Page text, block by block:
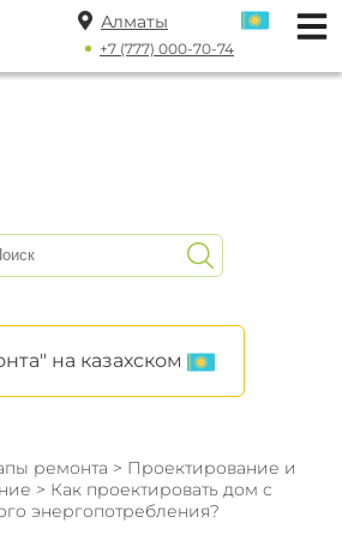
Алматы
+7 (777) 000-70-74
на казахском
ремонта > Проектирование и
> Как проектировать дом с
энергопотребления?